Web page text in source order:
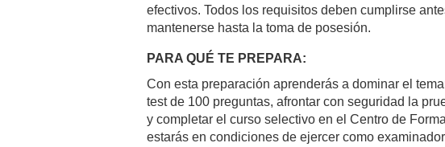
efectivos. Todos los requisitos deben cumplirse
mantenerse hasta la toma de posesión.
PARA QUÉ TE PREPARA:
Con esta preparación aprenderás a dominar el
test de 100 preguntas, afrontar con seguridad la
y completar el curso selectivo en el Centro de
estarás en condiciones de ejercer como